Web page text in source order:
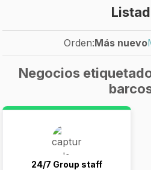
Orden:Más nuevo
Negocios
24/7 Group staff